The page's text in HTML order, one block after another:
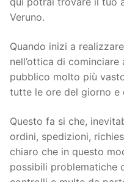
Veruno.
Quando inizi a
nell’ottica di cominciare
pubblico molto più
tutte le ore del giorno e
Questo fa si che,
ordini, spedizioni,
chiaro che in questo
possibili problematiche